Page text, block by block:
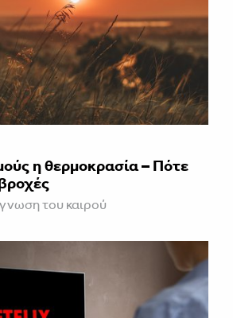
η θερμοκρασία – Πότε
του καιρού